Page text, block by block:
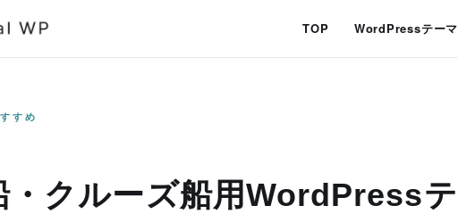
TOP WordPressテーマ
すめ
・クルーズ船用WordPressテ